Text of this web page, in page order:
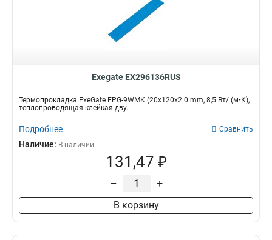
Exegate EX296136RUS
Термопрокладка ExeGate EPG-9WMK (20x120x2.0 mm, 8,5 Вт/ (м•К),
теплопроводящая клейкая дву...
Подробнее Сравнить
Наличие: В наличии
131,47 ₽
– +
В корзину